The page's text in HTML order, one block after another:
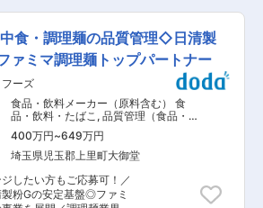
ザーの期待と信頼に応え
品にも力を入れており、巣
拡大しております。
。圃場での作業、機械操
臭い部分も含め土台から
分の担当を持ち、試験の
レビューを受けながら、
します。 実践を通し、少
やしていきます。 ◇3年
し、選抜の判断材料をまと
理やデータのまとめを行
り立ち後も、チームでフ
います。 ■先輩のコ
と聞くと机に向かう印象を
が、この仕事は現場こそ
います。食品分析や水質
健康と安全を確保する重
だきます。最新の分析機器
を提供することで、社会
す。検査スタッフのマネ
・食品
養成分検査 ・食品製造用
水や土壌の分析 ・公衆浴
・各種分析機器の操作と
・ご担当いただくエリ
なります。 ・2か月に1回
業訪問での出張が発生い
日帰りの出張となりま
どの企業様の工場排水な
中食・調理麺の品質管理◇日清製
ァミマ調理麺トップパートナー
ーズ
食品・飲料メーカー（原料含む） 食
品・飲料・たばこ , 品質管理（食品・香
料・飼料） 分析・解析・測定・各種評
価試験（食品・香料・飼料）
400万円~649万円
埼玉県児玉郡上里町大御堂
ジしたい方もご応募可！／
粉Gの安定基盤◎ファミ